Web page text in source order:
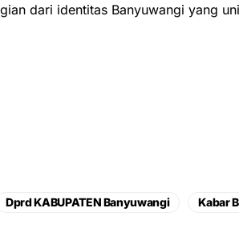
dari identitas Banyuwangi yang
Dprd KABUPATEN Banyuwangi Kabar